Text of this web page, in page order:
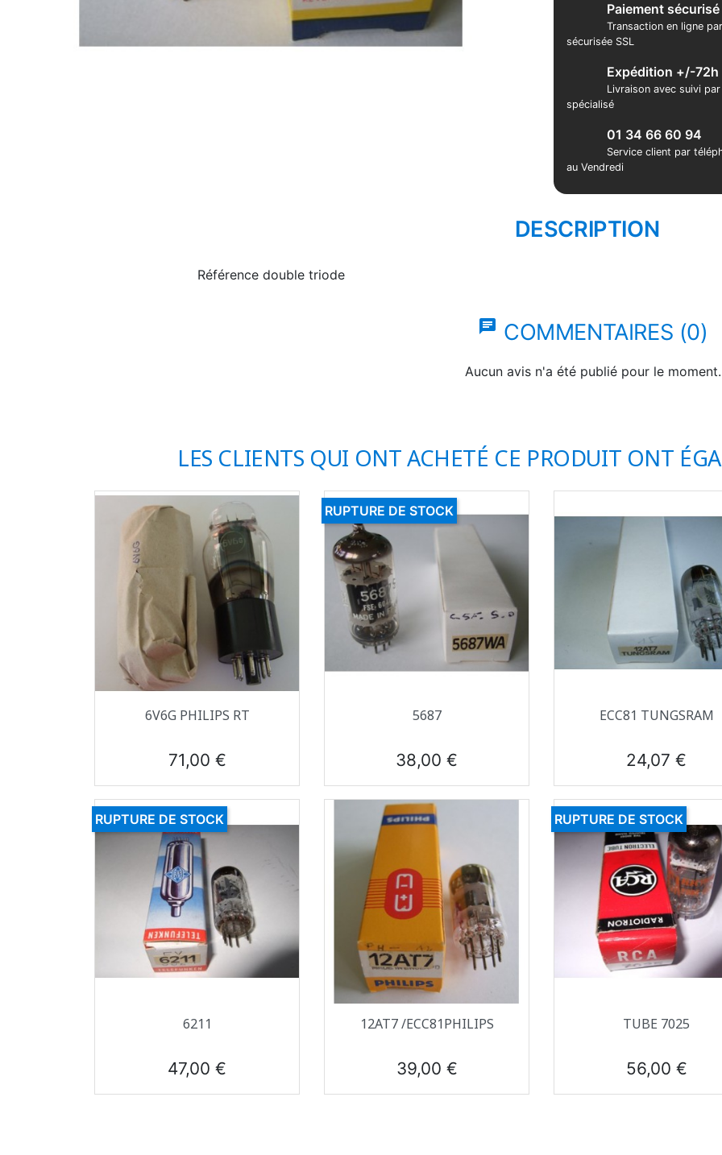
Paiement sécurisé
Transaction en ligne
sécurisée SSL
Expédition +/-72h
Livraison avec suivi
spécialisé
01 34 66 60 94
Service client par
au Vendredi
DESCRIPTION
Référence double triode
chat COMMENTAIRES (0)
Aucun avis n'a été publié pour le moment.
LES CLIENTS QUI ONT ACHETÉ CE PRODUIT ONT
Aperçu rapide
6V6G PHILIPS RT
Prix
71,00 €
Aperçu rapide
5687
Prix
38,00 €
RUPTURE DE STOCK
Aperçu rapide
ECC81 TUNGSRAM
Prix
24,07 €
Aperçu rapide
6211
Prix
47,00 €
RUPTURE DE STOCK
Aperçu rapide
12AT7 /ECC81PHILIPS
Prix
39,00 €
Aperçu rapide
TUBE 7025
Prix
56,00 €
RUPTURE DE STOCK